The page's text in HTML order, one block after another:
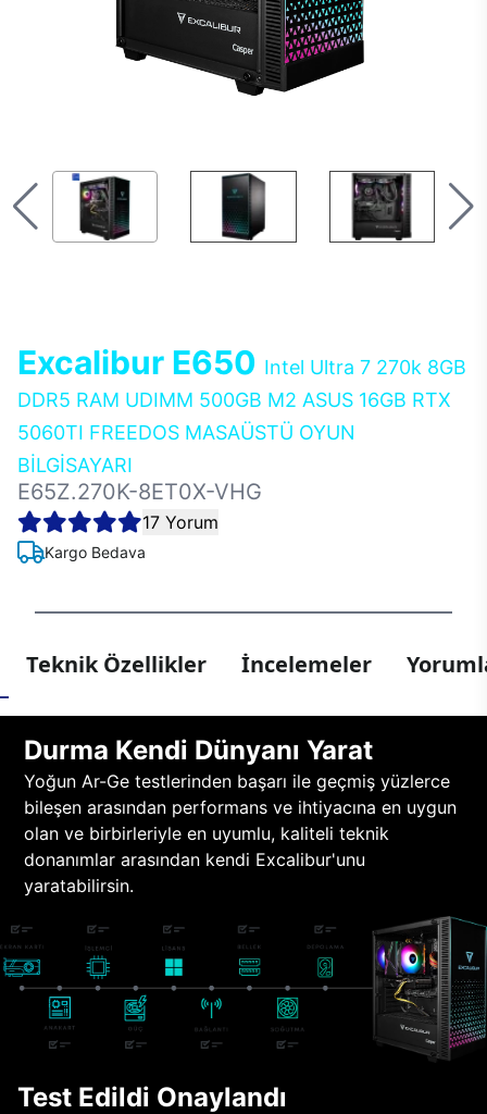
Excalibur E650 Intel Ultra 7 270k 8GB
DDR5 RAM UDIMM 500GB M2 ASUS 16GB RTX
5060TI FREEDOS MASAÜSTÜ OYUN
BİLGİSAYARI
E65Z.270K-8ET0X-VHG
17 Yorum
Kargo Bedava
Teknik Özellikler İncelemeler
Durma Kendi Dünyanı Yarat
Yoğun Ar-Ge testlerinden başarı ile geçmiş yüzlerce
bileşen arasından performans ve ihtiyacına en uygun
olan ve birbirleriyle en uyumlu, kaliteli teknik
donanımlar arasından kendi Excalibur'unu
yaratabilirsin.
Test Edildi Onaylandı